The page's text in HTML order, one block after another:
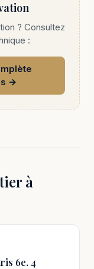
? Consultez
:
→
à
6e. 4